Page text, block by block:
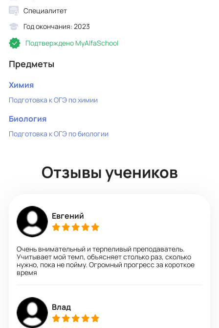
Специалитет
Год окончания: 2023
Подтверждено MyAlfaSchool
Предметы
Химия
Подготовка к ОГЭ по химии
Биология
Подготовка к ОГЭ по биологии
Отзывы учеников
Евгений
Очень внимательный и терпеливый преподаватель.
Учитывает мой темп, объясняет столько раз, сколько
нужно, пока не пойму. Огромный прогресс за короткое
время
Влад